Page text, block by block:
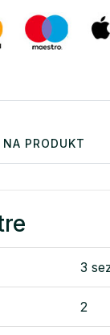
PRODUKT
3
2